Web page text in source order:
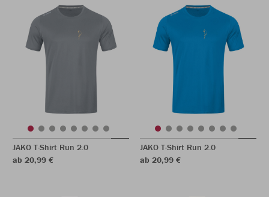
JAKO T-Shirt Run 2.0
ab 20,99 €
JAKO T-Shirt Run 2.0
ab 20,99 €